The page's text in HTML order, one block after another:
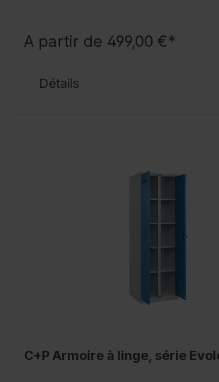
A partir de 499,00 €*
Détails
C+P Armoire à linge, série